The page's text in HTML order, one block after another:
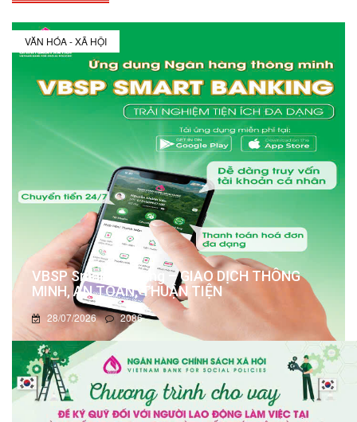
VĂN HÓA - XÃ HỘI
VBSP Smart Banking – GIAO DỊCH THÔNG
MINH, AN TOÀN, THUẬN TIỆN
28/07/2026 2086